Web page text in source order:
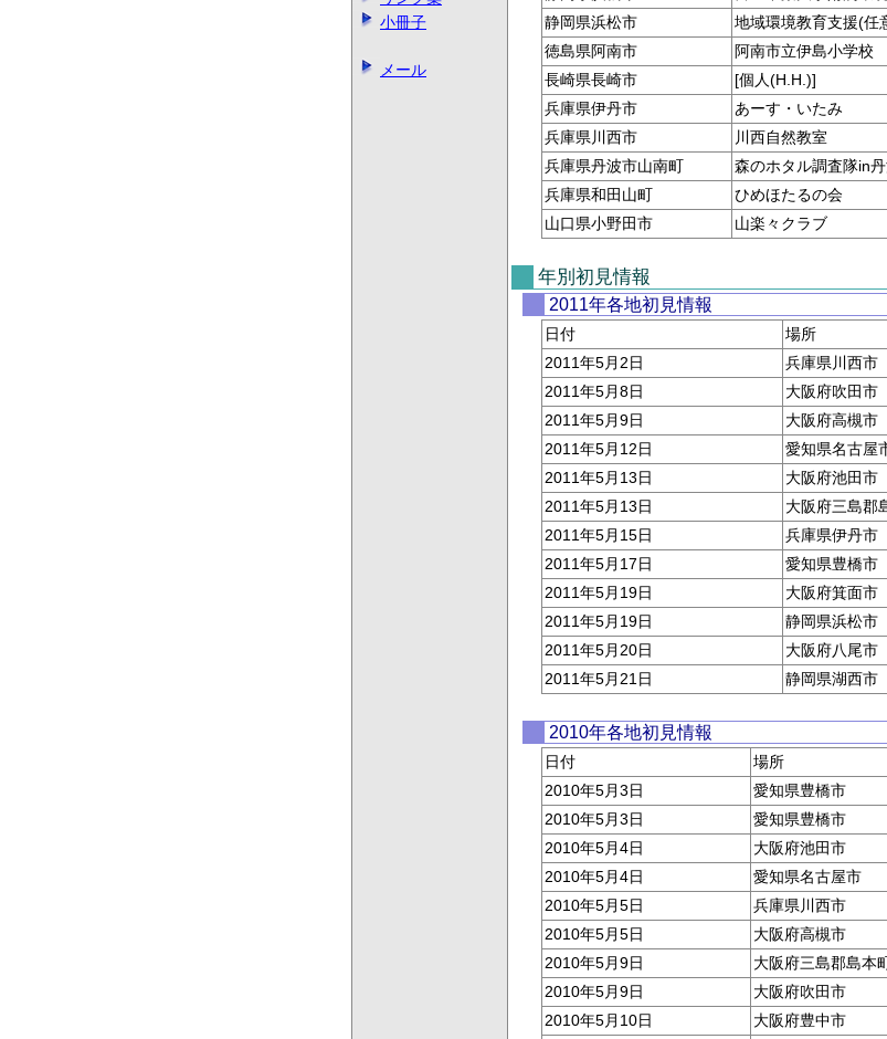
静岡県浜松市
地域環境教育支援(任
徳島県阿南市
阿南市立伊島小学校
長崎県長崎市
[個人(H.H.)]
兵庫県伊丹市
あーす・いたみ
兵庫県川西市
川西自然教室
兵庫県丹波市山南町
森のホタル調査隊in
兵庫県和田山町
ひめほたるの会
山口県小野田市
山楽々クラブ
年別初見情報
2011年各地初見情報
日付
場所
2011年5月2日
兵庫県川西市
2011年5月8日
大阪府吹田市
2011年5月9日
大阪府高槻市
2011年5月12日
愛知県名古屋
2011年5月13日
大阪府池田市
2011年5月13日
大阪府三島郡
2011年5月15日
兵庫県伊丹市
2011年5月17日
愛知県豊橋市
2011年5月19日
大阪府箕面市
2011年5月19日
静岡県浜松市
2011年5月20日
大阪府八尾市
2011年5月21日
静岡県湖西市
2010年各地初見情報
日付
場所
2010年5月3日
愛知県豊橋市
2010年5月3日
愛知県豊橋市
2010年5月4日
大阪府池田市
2010年5月4日
愛知県名古屋市
2010年5月5日
兵庫県川西市
2010年5月5日
大阪府高槻市
2010年5月9日
大阪府三島郡島本
2010年5月9日
大阪府吹田市
2010年5月10日
大阪府豊中市
小冊子
メール